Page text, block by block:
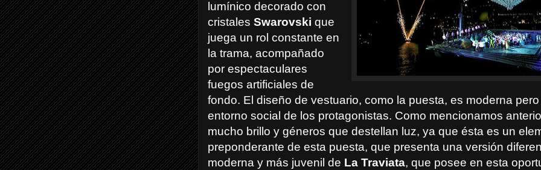
lumínico decorado con
cristales Swarovski que
juega un rol constante en
la trama, acompañado
por espectaculares
fuegos artificiales de
fondo. El diseño de vestuario, como la puesta, es moderna pero
entorno social de los protagonistas. Como mencionamos
mucho brillo y géneros que destellan luz, ya que ésta es un
preponderante de esta puesta, que presenta una versión
moderna y más juvenil de La Traviata, que posee en esta